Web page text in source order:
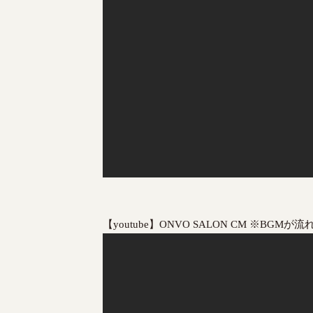
【youtube】ONVO SALON CM ※BGMが流